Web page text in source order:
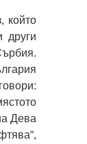
който
други
Дева